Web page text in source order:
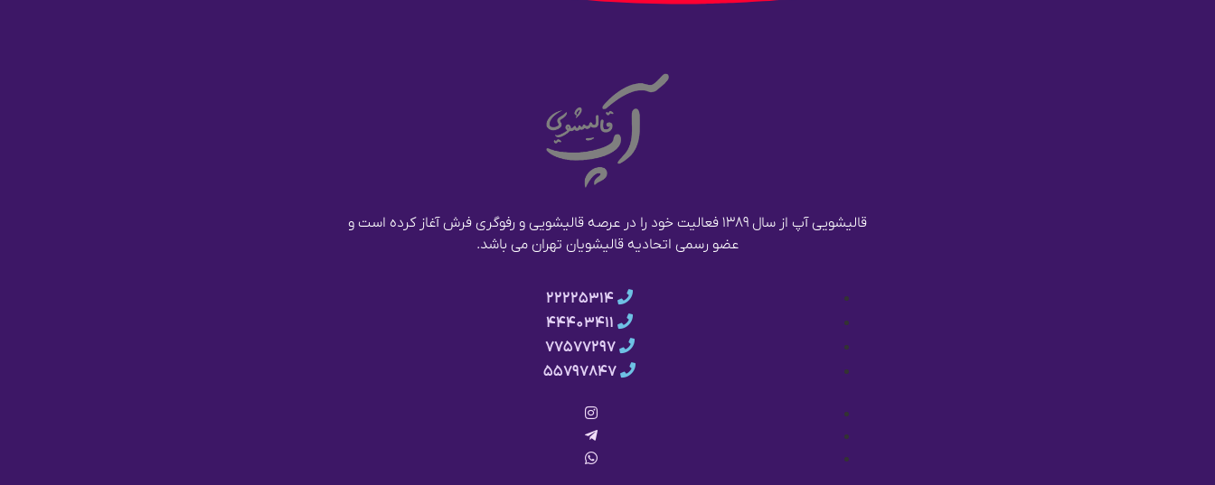
قالیشویی آپ از سال ۱۳۸۹ فعالیت خود را در عرصه قالیشویی و رفوگری فرش آغاز کرده است و
عضو رسمی اتحادیه قالیشویان تهران می باشد.
۲۲۲۲۵۳۱۴
۴۴۴۰۳۴۱۱
۷۷۵۷۷۲۹۷
۵۵۷۹۷۸۴۷